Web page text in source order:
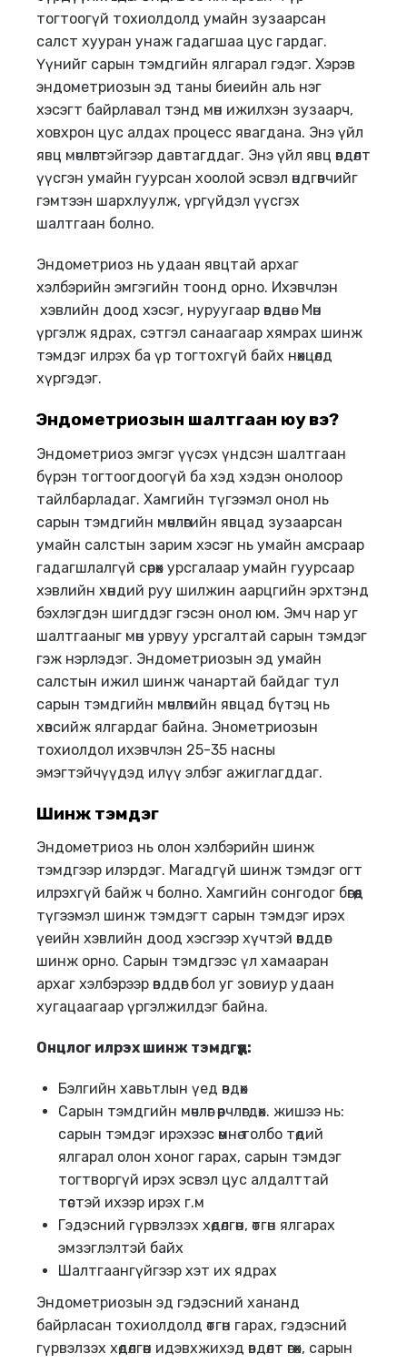
тогтоогүй тохиолдолд умайн зузаарсан
салст хууран унаж гадагшаа цус гардаг.
Үүнийг сарын тэмдгийн ялгарал гэдэг. Хэрэв
эндометриозын эд таны биеийн аль нэг
хэсэгт байрлавал тэнд мөн ижилхэн зузаарч,
ховхрон цус алдах процесс явагдана. Энэ үйл
явц мөчлөгтэйгээр давтагддаг. Энэ үйл явц өвдөлт
үүсгэн умайн гуурсан хоолой эсвэл өндгөвчийг
гэмтээн шархлуулж, үргүйдэл үүсгэх
шалтгаан болно.
Эндометриоз нь удаан явцтай архаг
хэлбэрийн эмгэгийн тоонд орно. Ихэвчлэн
хэвлийн доод хэсэг, нуруугаар өвдөнө. Мөн
үргэлж ядрах, сэтгэл санаагаар хямрах шинж
тэмдэг илрэх ба үр тогтохгүй байх нөхцөлд
хүргэдэг.
Эндометриозын шалтгаан юу вэ?
Эндометриоз эмгэг үүсэх үндсэн шалтгаан
бүрэн тогтоогдоогүй ба хэд хэдэн онолоор
тайлбарладаг. Хамгийн түгээмэл онол нь
сарын тэмдгийн мөчлөгийн явцад зузаарсан
умайн салстын зарим хэсэг нь умайн амсраар
гадагшлалгүй сөрөх урсгалаар умайн гуурсаар
хэвлийн хөндий руу шилжин аарцгийн эрхтэнд
бэхлэгдэн шигддэг гэсэн онол юм. Эмч нар уг
шалтгааныг мөн урвуу урсгалтай сарын тэмдэг
гэж нэрлэдэг. Эндометриозын эд умайн
салстын ижил шинж чанартай байдаг тул
сарын тэмдгийн мөчлөгийн явцад бүтэц нь
хөвсийж ялгардаг байна. Энометриозын
тохиолдол ихэвчлэн 25-35 насны
эмэгтэйчүүдэд илүү элбэг ажиглагддаг.
Шинж тэмдэг
Эндометриоз нь олон хэлбэрийн шинж
тэмдгээр илэрдэг. Магадгүй шинж тэмдэг огт
илрэхгүй байж ч болно. Хамгийн сонгодог бөгөөд
түгээмэл шинж тэмдэгт сарын тэмдэг ирэх
үеийн хэвлийн доод хэсгээр хүчтэй өвддөг
шинж орно. Сарын тэмдгээс үл хамааран
архаг хэлбэрээр өвддөг бол уг зовиур удаан
хугацаагаар үргэлжилдэг байна.
Онцлог илрэх шинж тэмдгүүд:
Бэлгийн хавьтлын үед өвдөх
Сарын тэмдгийн мөчлөг өөрчлөгдөх. жишээ нь:
сарын тэмдэг ирэхээс өмнө толбо төдий
ялгарал олон хоног гарах, сарын тэмдэг
тогтворгүй ирэх эсвэл цус алдалттай
төстэй ихээр ирэх г.м
Гэдэсний гүрвэлзэх хөдөлгөөн, өтгөн ялгарах
эмзэглэлтэй байх
Шалтгаангүйгээр хэт их ядрах
Эндометриозын эд гэдэсний хананд
байрласан тохиолдолд өтгөн гарах, гэдэсний
гүрвэлзэх хөдөлгөөн идэвхжихэд өвдөлт өгөх, сарын